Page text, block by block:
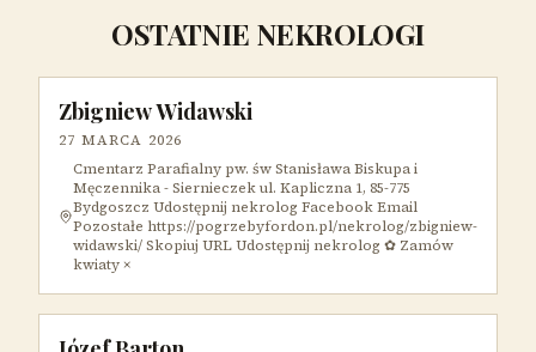
OSTATNIE NEKROLOGI
Zbigniew Widawski
27 MARCA 2026
Cmentarz Parafialny pw. św Stanisława Biskupa i
Męczennika - Siernieczek ul. Kapliczna 1, 85-775
Bydgoszcz Udostępnij nekrolog Facebook Email
Pozostałe https://pogrzebyfordon.pl/nekrolog/zbigniew-
widawski/ Skopiuj URL Udostępnij nekrolog ✿ Zamów
kwiaty ×